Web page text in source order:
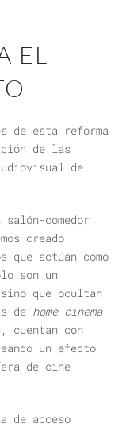
EL
de esta reforma
de las
de
comedor
creado
que actúan como
son un
que ocultan
de home cinema
cuentan con
un efecto
de cine
de acceso